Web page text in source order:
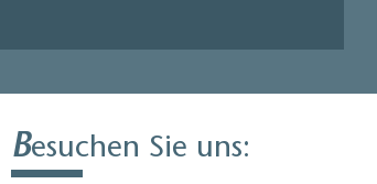
Besuchen Sie uns: